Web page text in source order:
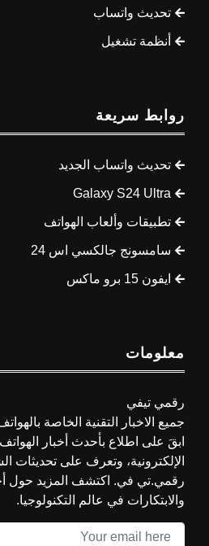
تحديث واتساب
أنظمة تشغيل
روابط سريعة
تحديث واتساب الجديد
Galaxy S24 Ultra
تطبيقات وألعاب الهواتف
سامسونج جالكسي اس 24
ايفون 15 برو ماكس
معلومات
رقمي تيفي
جميع الاخبار التقنية الخاصة
ابقَ على اطلاع بأحدث أخبار الهواتف
الإلكترونية، وتعرف على تحديثات
رقمي.تي في. اكتشف المزيد حول
والابتكارات في عالم التكنولوجيا.